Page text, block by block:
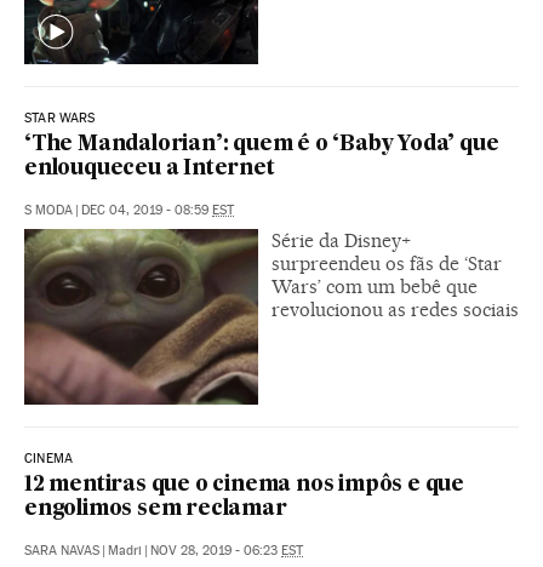
STAR WARS
‘The Mandalorian’: quem é o ‘Baby Yoda’ que
enlouqueceu a Internet
S MODA | DEC 04, 2019 - 08:59 EST
Série da Disney+
surpreendeu os fãs de ‘Star
Wars’ com um bebê que
revolucionou as redes sociais
CINEMA
12 mentiras que o cinema nos impôs e que
engolimos sem reclamar
SARA NAVAS | Madri | NOV 28, 2019 - 06:23 EST